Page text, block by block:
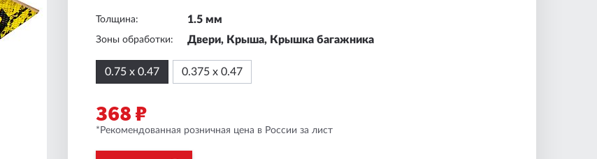
Толщина: 1.5 мм
Зоны обработки: Двери, Крыша, Крышка багажника
0.75 х 0.47 0.375 х 0.47
368 ₽
*Рекомендованная розничная цена в России за лист